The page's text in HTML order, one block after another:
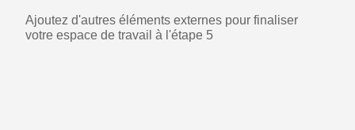
Ajoutez d'autres éléments externes pour finaliser
votre espace de travail à l'étape 5